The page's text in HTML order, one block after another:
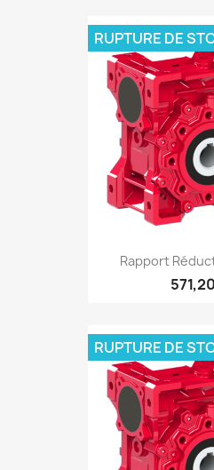
Rapport
RUPTURE DE
RUPTURE DE